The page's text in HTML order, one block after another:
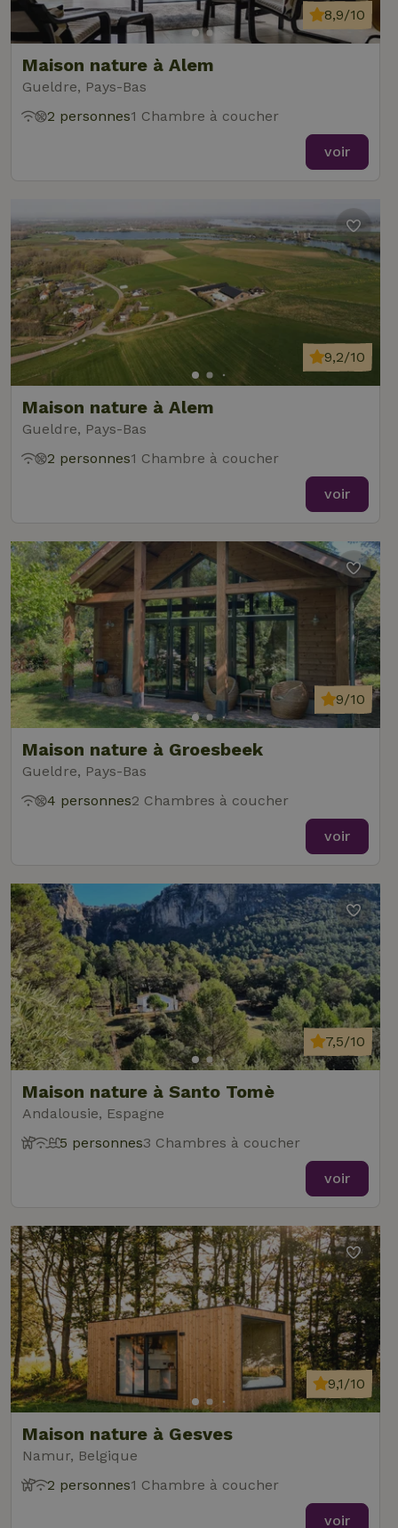
Maison nature à Alem
Gueldre, Pays-Bas
8,9/10
2 personnes1 Chambre à coucher
voir
Maison nature à Alem
Gueldre, Pays-Bas
9,2/10
2 personnes1 Chambre à coucher
voir
Maison nature à Groesbeek
Gueldre, Pays-Bas
9/10
4 personnes2 Chambres à coucher
voir
Maison nature à Santo Tomè
Andalousie, Espagne
7,5/10
5 personnes3 Chambres à coucher
voir
Maison nature à Gesves
Namur, Belgique
9,1/10
2 personnes1 Chambre à coucher
voir